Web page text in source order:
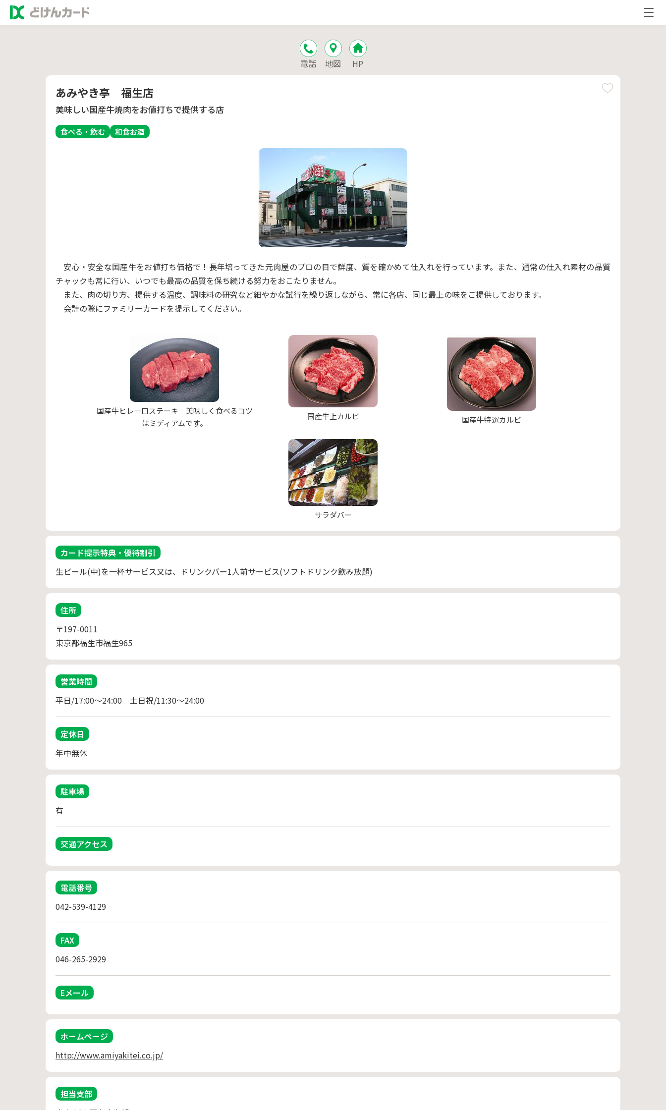
電話 地図 HP
あみやき亭 福生店
美味しい国産牛焼肉をお値打ちで提供する店
食べる・飲む 和食お酒
安心・安全な国産牛をお値打ち価格で！長年培ってきた元肉屋のプロの目で鮮度、質を確かめて仕入れを行っています。また、通常の仕入れ素材の品質
チャックも常に行い、いつでも最高の品質を保ち続ける努力をおこたりません。
また、肉の切り方、提供する温度、調味料の研究など細やかな試行を繰り返しながら、常に各店、同じ最上の味をご提供しております。
会計の際にファミリーカードを提示してください。
国産牛ヒレ一口ステーキ 美味しく食べるコツ
はミディアムです。
国産牛上カルビ 国産牛特選カルビ
サラダバー
カード提示特典・優待割引
生ビール(中)を一杯サービス又は、ドリンクバー1人前サービス(ソフトドリンク飲み放題)
住所
〒197-0011
東京都福生市福生965
営業時間
平日/17:00～24:00　土日祝/11:30～24:00
定休日
駐車場
有
交通アクセス
電話番号
042-539-4129
FAX
046-265-2929
Eメール
ホームページ
http://www.amiyakitei.co.jp/
担当支部